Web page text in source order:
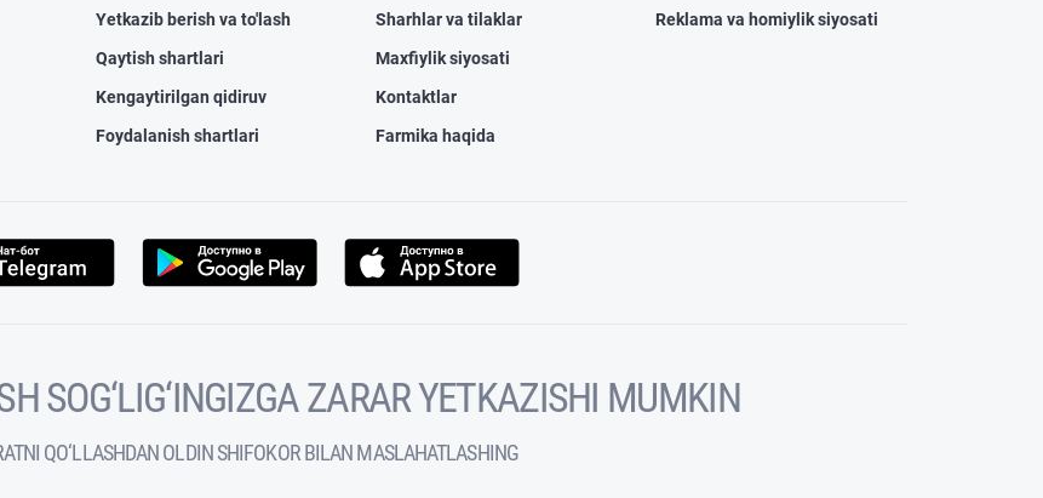
Yetkazib berish va to'lash
Qaytish shartlari
Kengaytirilgan qidiruv
Foydalanish shartlari
Sharhlar va tilaklar
Maxfiylik siyosati
Kontaktlar
Farmika haqida
Reklama va homiylik siyosati
SOG‘LIG‘INGIZGA ZARAR YETKAZISHI MUMKIN
QO‘LLASHDAN OLDIN SHIFOKOR BILAN MASLAHATLASHING